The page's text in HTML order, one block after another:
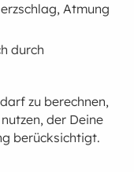
Atmung
durch
zu berechnen,
nutzen, der Deine
berücksichtigt.